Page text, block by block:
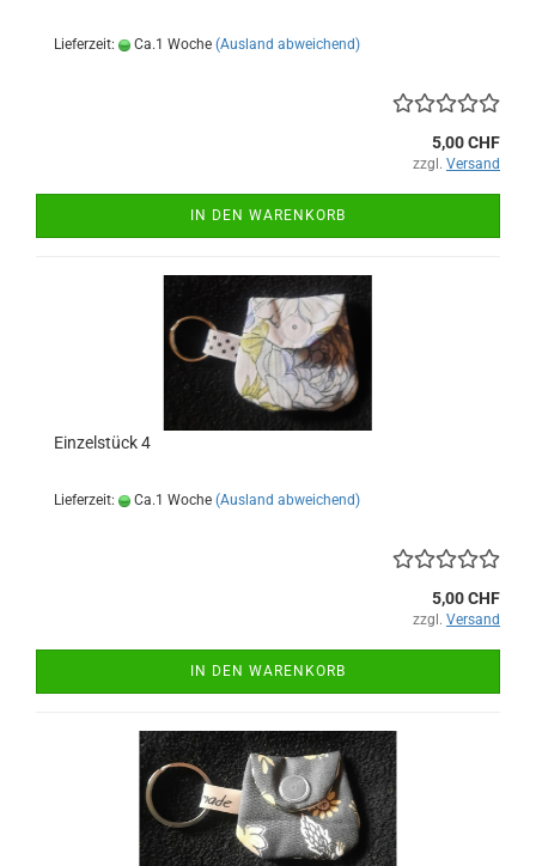
Lieferzeit: Ca.1 Woche (Ausland abweichend)
5,00 CHF
zzgl. Versand
IN DEN WARENKORB
Einzelstück 4
Lieferzeit: Ca.1 Woche (Ausland abweichend)
5,00 CHF
zzgl. Versand
IN DEN WARENKORB